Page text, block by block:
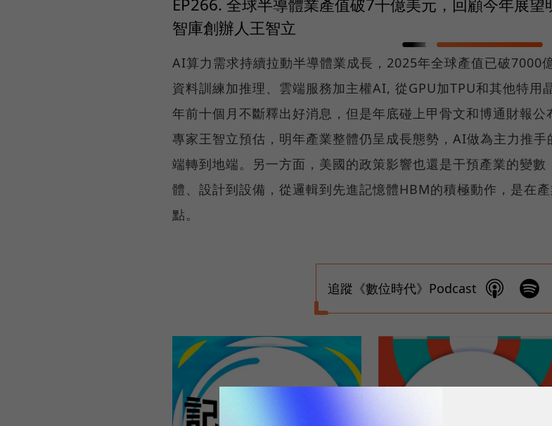
EP266. 全球半導體業產值破7千億美元，回顧今年展
智庫創辦人王智立
AI算力需求持續拉動半導體業成長，2025年全球產值已破7000
資料訓練加推理、雲端服務加主權AI, 從GPU加TPU和其他特用
年前十個月不斷釋出好消息，但是年底碰上甲骨文和博通財報
專家王智立預估，明年產業整體仍呈成長態勢，AI做為主力推
端轉到地端。另一方面，美國的政策影響也還是干預產業的變
體、設計到設備，從邏輯到先進記憶體HBM的積極動作，是在
點。
追蹤《數位時代》Podcast